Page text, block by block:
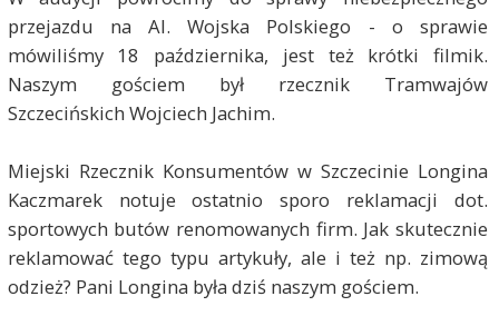
przejazdu na Al. Wojska Polskiego - o sprawie
mówiliśmy 18 października, jest też krótki filmik.
Naszym gościem był rzecznik Tramwajów
Szczecińskich Wojciech Jachim.
Miejski Rzecznik Konsumentów w Szczecinie Longina
Kaczmarek notuje ostatnio sporo reklamacji dot.
sportowych butów renomowanych firm. Jak skutecznie
reklamować tego typu artykuły, ale i też np. zimową
odzież? Pani Longina była dziś naszym gościem.